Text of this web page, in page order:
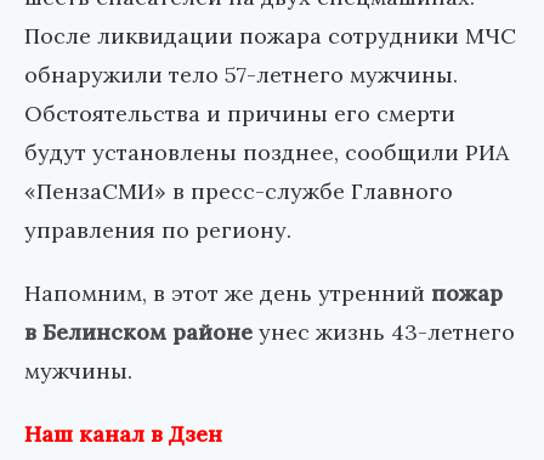
После ликвидации пожара сотрудники МЧС
обнаружили тело 57-летнего мужчины.
Обстоятельства и причины его смерти
будут установлены позднее, сообщили РИА
«ПензаСМИ» в пресс-службе Главного
управления по региону.
Напомним, в этот же день утренний пожар
в Белинском районе унес жизнь 43-летнего
мужчины.
Наш канал в Дзен